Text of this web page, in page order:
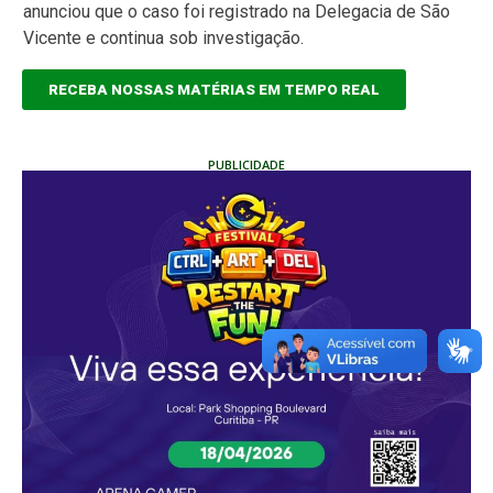
anunciou que o caso foi registrado na Delegacia de São
Vicente e continua sob investigação.
RECEBA NOSSAS MATÉRIAS EM TEMPO REAL
PUBLICIDADE